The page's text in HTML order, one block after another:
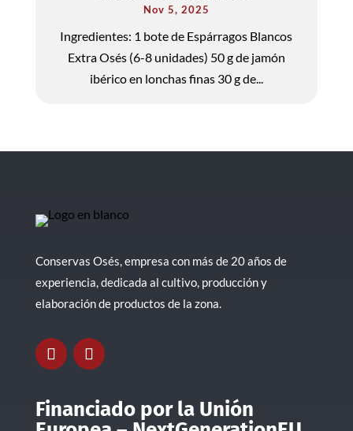
Nov 5, 2025
Ingredientes: 1 bote de Espárragos Blancos
Extra Osés (6-8 unidades) 50 g de jamón
ibérico en lonchas finas 30 g de...
Conservas Osés, empresa con más de 20 años de
experiencia, dedicada al cultivo, producción y
elaboración de productos de la zona.
Financiado por la Unión